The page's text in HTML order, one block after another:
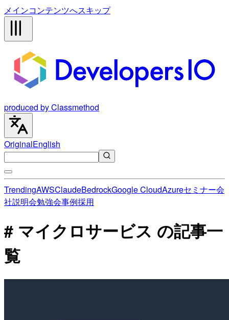
メインコンテンツへスキップ
produced by Classmethod
OriginalEnglish
TrendingAWSClaudeBedrockGoogle CloudAzureセミナー会
社説明会勉強会事例採用
# マイクロサービス の記事一
覧